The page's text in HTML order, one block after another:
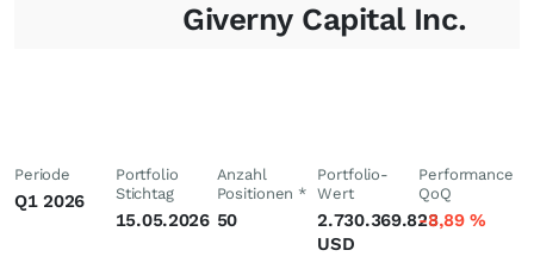
Giverny Capital Inc.
Periode
Q1 2026
Portfolio
Stichtag
15.05.2026
Anzahl
Positionen *
50
Portfolio-
Wert
2.730.369.823
USD
Performance
QoQ
-8,89%